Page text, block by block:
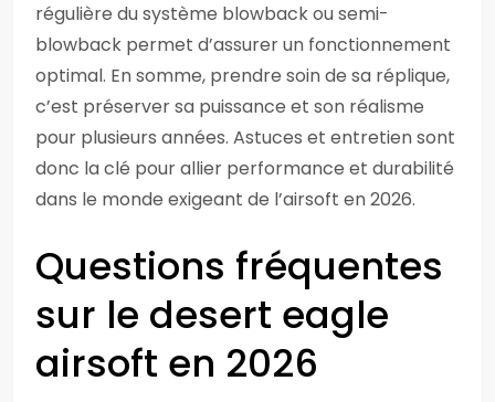
régulière du système blowback ou semi-
blowback permet d’assurer un fonctionnement
optimal. En somme, prendre soin de sa réplique,
c’est préserver sa puissance et son réalisme
pour plusieurs années. Astuces et entretien sont
donc la clé pour allier performance et durabilité
dans le monde exigeant de l’airsoft en 2026.
Questions fréquentes
sur le desert eagle
airsoft en 2026